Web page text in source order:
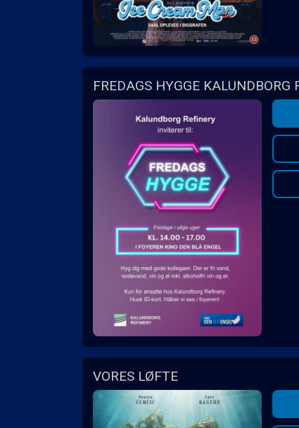
FREDAGS HYGGE KALUNDBORG
VORES LØFTE